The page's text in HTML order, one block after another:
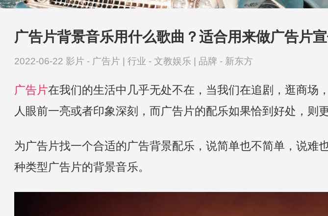
广告片背景音乐用什么歌曲？适合用来做广告片
2022-06-22 影片 - 广告片 行业 - 文教娱乐 品牌 - 新东方
广告片在我们的生活中几乎无处不在，当我们在追剧，逛商场
人眼前一亮或者印象深刻，而广告片的配乐如果恰到好处，则
为广告片找一个合适的广告背景配乐，说简单也不简单，说
种类型广告片的背景音乐。